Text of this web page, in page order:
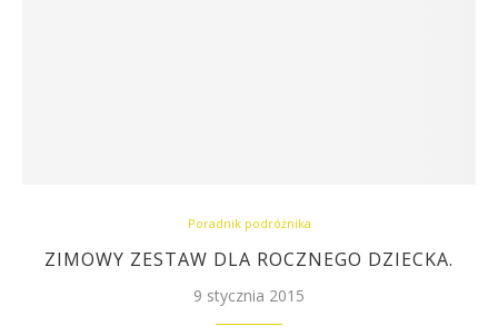
Poradnik podróżnika
ZIMOWY ZESTAW DLA ROCZNEGO DZIECKA.
9 stycznia 2015